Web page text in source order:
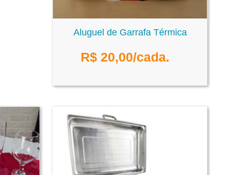
Aluguel de Garrafa Térmica
R$ 20,00/cada.